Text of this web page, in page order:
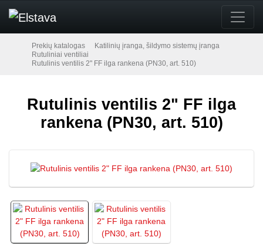
Prekių katalogas
Katilinių įranga, šildymo sistemų įranga
Rutuliniai ventiliai
Rutulinis ventilis 2" FF ilga rankena (PN30, art. 510)
Rutulinis ventilis 2" FF ilga
rankena (PN30, art. 510)